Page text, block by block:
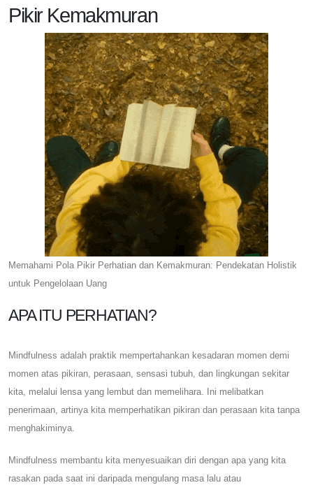
Pikir Kemakmuran
Memahami Pola Pikir Perhatian dan Kemakmuran: Pendekatan Holistik
untuk Pengelolaan Uang
APA ITU PERHATIAN?
Mindfulness adalah praktik mempertahankan kesadaran momen demi
momen atas pikiran, perasaan, sensasi tubuh, dan lingkungan sekitar
kita, melalui lensa yang lembut dan memelihara. Ini melibatkan
penerimaan, artinya kita memperhatikan pikiran dan perasaan kita tanpa
menghakiminya.
Mindfulness membantu kita menyesuaikan diri dengan apa yang kita
rasakan pada saat ini daripada mengulang masa lalu atau